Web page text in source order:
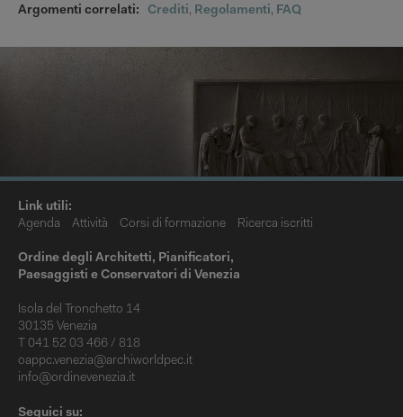
Argomenti correlati: Crediti, Regolamenti, FAQ
Link utili:
Agenda
Attività Corsi di formazione Ricerca iscritti
Ordine degli Architetti, Pianificatori,
Paesaggisti e Conservatori di Venezia
Isola del Tronchetto 14
30135 Venezia
T 041 52 03 466 / 818
oappc.venezia@archiworldpec.it
info@ordinevenezia.it
Seguici su: